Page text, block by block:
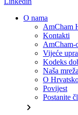
O nama
AmCham
Kontakti
AmCham-
Vijeće
Kodeks
Naša mreža
O
Povijest
Postanite
chevron_right